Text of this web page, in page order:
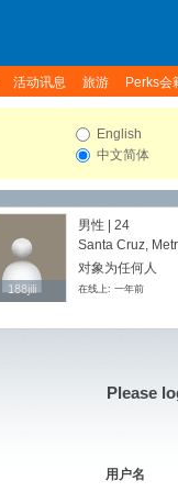
活动讯息 旅游 Perks会
English
中文简体
188jili
188jili
男性 | 24
Santa Cruz,
对象为任何人
在线上: 一年前
Please
用户名